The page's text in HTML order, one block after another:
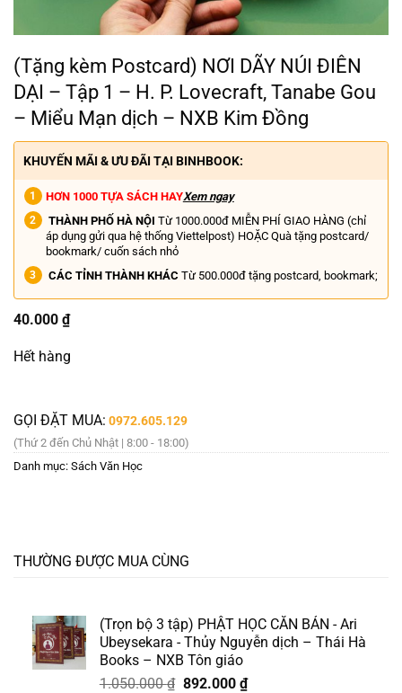
(Tặng kèm Postcard) NƠI DÃY NÚI ĐIÊN
DẠI – Tập 1 – H. P. Lovecraft, Tanabe Gou
– Miểu Mạn dịch – NXB Kim Đồng
KHUYẾN MÃI & ƯU ĐÃI TẠI BINHBOOK:
HƠN 1000 TỰA SÁCH HAYXem ngay
THÀNH PHỐ HÀ NỘI Từ 1000.000đ MIỄN PHÍ GIAO HÀNG (chỉ
áp dụng gửi qua hệ thống Viettelpost) HOẶC Quà tặng postcard/
bookmark/ cuốn sách nhỏ
CÁC TỈNH THÀNH KHÁC Từ 500.000đ tặng postcard, bookmark;
40.000 ₫
Hết hàng
GỌI ĐẶT MUA: 0972.605.129
(Thứ 2 đến Chủ Nhật | 8:00 - 18:00)
Danh mục: Sách Văn Học
THƯỜNG ĐƯỢC MUA CÙNG
(Trọn bộ 3 tập) PHẬT HỌC CĂN BẢN - Ari
Ubeysekara - Thủy Nguyễn dịch – Thái Hà
Books – NXB Tôn giáo
1.050.000₫ Giá
892.000 ₫Giá